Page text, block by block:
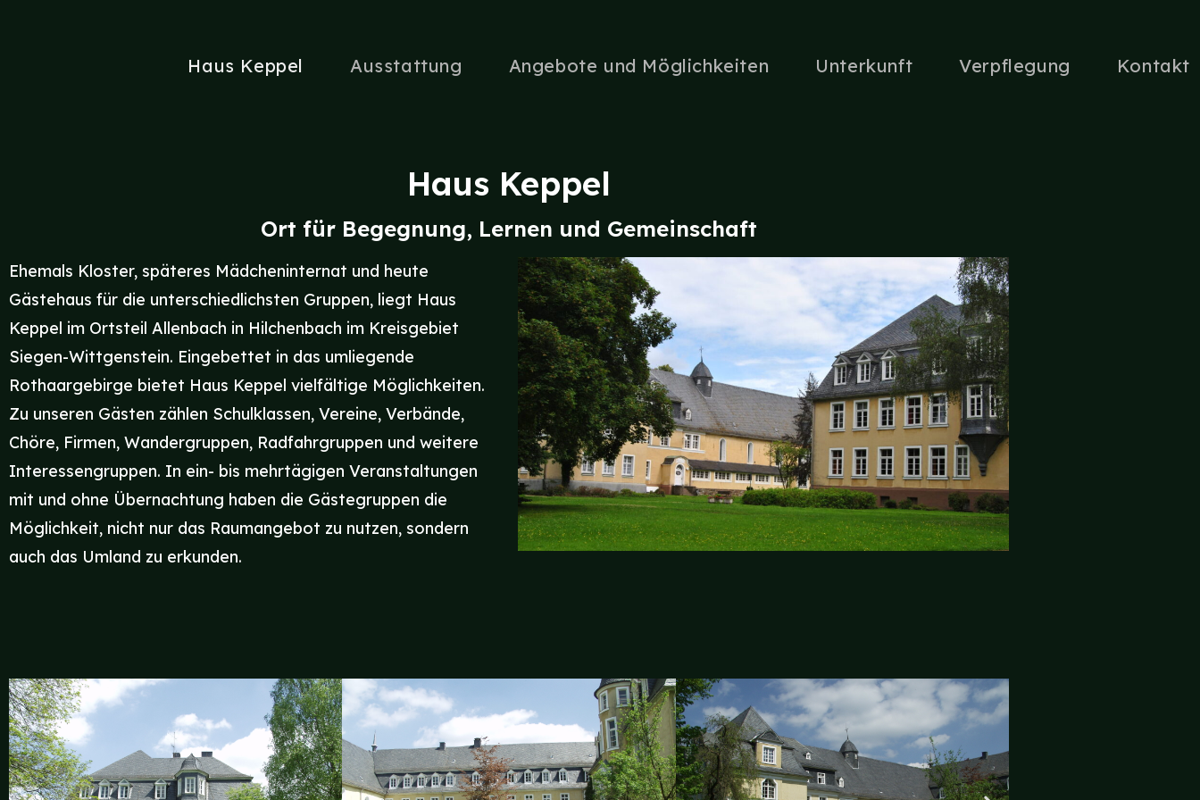
Haus Keppel Ausstattung Angebote und Möglichkeiten Unterkunft Verpflegung Kontakt
Haus Keppel
Ort für Begegnung, Lernen und Gemeinschaft
Ehemals Kloster, späteres Mädcheninternat und heute
Gästehaus für die unterschiedlichsten Gruppen, liegt Haus
Keppel im Ortsteil Allenbach in Hilchenbach im Kreisgebiet
Siegen-Wittgenstein. Eingebettet in das umliegende
Rothaargebirge bietet Haus Keppel vielfältige Möglichkeiten.
Zu unseren Gästen zählen Schulklassen, Vereine, Verbände,
Chöre, Firmen, Wandergruppen, Radfahrgruppen und weitere
Interessengruppen. In ein- bis mehrtägigen Veranstaltungen
mit und ohne Übernachtung haben die Gästegruppen die
Möglichkeit, nicht nur das Raumangebot zu nutzen, sondern
auch das Umland zu erkunden.